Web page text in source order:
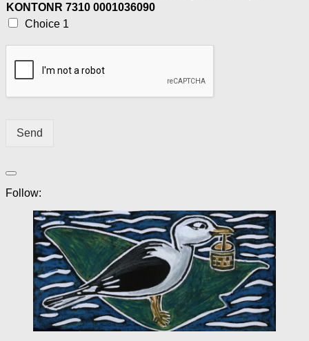
KONTONR 7310 0001036090
Choice 1
Send
Follow: